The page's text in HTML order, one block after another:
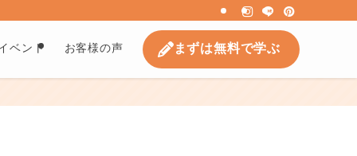
ベント お客様の声 まずは無料で学ぶ